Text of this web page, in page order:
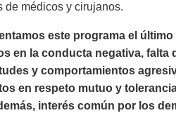
de médicos y cirujanos.
este programa el
en la conducta negativa, falta
y comportamientos
en respeto mutuo y
interés común por los